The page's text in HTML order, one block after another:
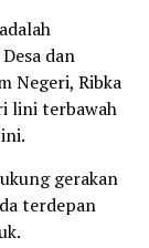
dan
Negeri, Ribka
lini terbawah
gerakan
terdepan